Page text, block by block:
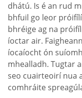
dhátú. Is é an rud
bhfuil go leor
bhréige ag na
íoctar air.
íocaíocht ón
mhealladh. Tugtar
seo cuairteoirí nua
comhráite